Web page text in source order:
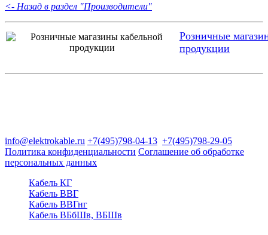
<- Назад в раздел "Производители"
Розничные
продукции
info@elektrokable.ru +7(495)798-04-13 +7(495)798-29-05
Политика конфиденциальности Соглашение об обработке
персональных данных
Кабель КГ
Кабель ВВГ
Кабель ВВГнг
Кабель ВБбШв, ВБШв